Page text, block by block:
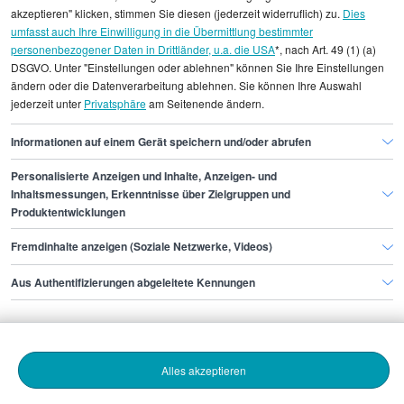
einzelnen Stellenangeboten zugeordnet werden.
Gehaltsinformationen
Finanzen
Restrukturierungsberater/in
Restrukturierungsberater/in Frankfurt am Main
Finde den Job,
der zu dir passt.
Bewerbende
akzeptieren" klicken, stimmen Sie diesen (jederzeit widerruflich) zu. Dies
umfasst auch Ihre Einwilligung in die Übermittlung bestimmter
personenbezogener Daten in Drittländer, u.a. die USA*, nach Art. 49 (1) (a)
DSGVO. Unter "Einstellungen oder ablehnen" können Sie Ihre Einstellungen
ändern oder die Datenverarbeitung ablehnen. Sie können Ihre Auswahl
jederzeit unter Privatsphäream Seitenende ändern.
Informationen auf einem Gerät speichern und/oder abrufen
Personalisierte Anzeigen und Inhalte, Anzeigen- und
Inhaltsmessungen, Erkenntnisse über Zielgruppen und
Produktentwicklungen
Fremdinhalte anzeigen (Soziale Netzwerke, Videos)
Aus Authentifizierungen abgeleitete Kennungen
Alles akzeptieren